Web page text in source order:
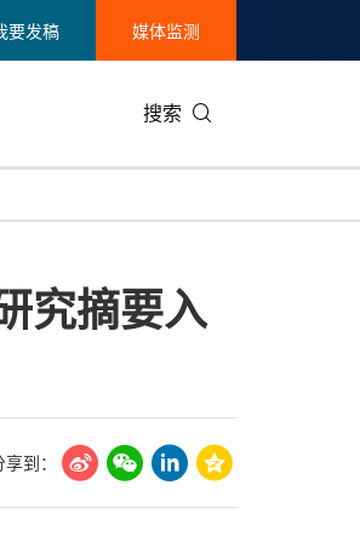
要发稿 媒体监测
搜索
与艺术
究摘要入
到：